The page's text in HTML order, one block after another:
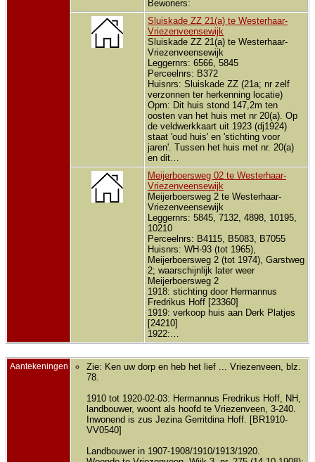
Bewoners:
Sluiskade ZZ 21(a) te Westerhaar-
Vriezenveensewijk
Sluiskade ZZ 21(a) te Westerhaar-
Vriezenveensewijk
Leggernrs: 6566, 5845
Perceelnrs: B372
Huisnrs: Sluiskade ZZ (21a; nr zelf
verzonnen ter herkenning locatie)
Opm: Dit huis stond 147,2m ten
oosten van het huis met nr 20(a). Op
de veldwerkkaart uit 1923 (dj1924)
staat 'oud huis' en 'stichting voor
jaren'. Tussen het huis met nr. 20(a)
en dit…
Meijerboersweg 02 te Westerhaar-
Vriezenveensewijk
Meijerboersweg 2 te Westerhaar-
Vriezenveensewijk
Leggernrs: 5845, 7132, 4898, 10195,
10210
Perceelnrs: B4115, B5083, B7055
Huisnrs: WH-93 (tot 1965),
Meijerboersweg 2 (tot 1974), Garstweg
2; waarschijnlijk later weer
Meijerboersweg 2
1918: stichting door Hermannus
Fredrikus Hoff [23360]
1919: verkoop huis aan Derk Platjes
[24210]
1922:…
Aantekeningen
Zie: Ken uw dorp en heb het lief ... Vriezenveen, blz.
78.
1910 tot 1920-02-03: Hermannus Fredrikus Hoff, NH,
landbouwer, woont als hoofd te Vriezenveen, 3-240.
Inwonend is zus Jezina Gerritdina Hoff. [BR1910-
VV0540]
Landbouwer in 1907-1908/1910/1913/1920.